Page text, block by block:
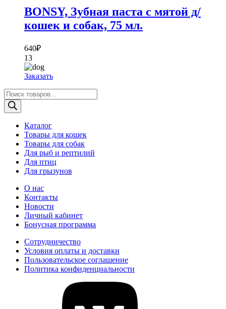
BONSY, Зубная паста с мятой д/
кошек и собак, 75 мл.
640₽
13
Заказать
Поиск
товаров
Каталог
Товары для кошек
Товары для собак
Для рыб и рептилий
Для птиц
Для грызунов
О нас
Контакты
Новости
Личный кабинет
Бонусная программа
Сотрудничество
Условия оплаты и доставки
Пользовательское соглашение
Политика конфиденциальности